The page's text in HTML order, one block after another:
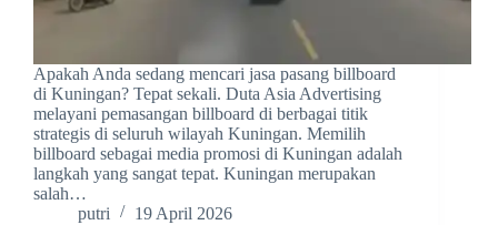
Apakah Anda sedang mencari jasa pasang billboard
di Kuningan? Tepat sekali. Duta Asia Advertising
melayani pemasangan billboard di berbagai titik
strategis di seluruh wilayah Kuningan. Memilih
billboard sebagai media promosi di Kuningan adalah
langkah yang sangat tepat. Kuningan merupakan
salah…
putri
19 April 2026